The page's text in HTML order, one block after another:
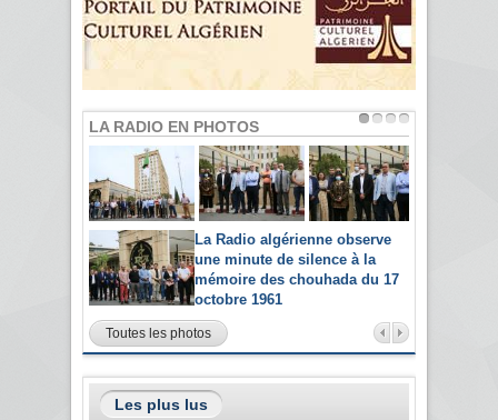
LA RADIO EN PHOTOS
La Radio algérienne observe
une minute de silence à la
mémoire des chouhada du 17
octobre 1961
Toutes les photos
Les plus lus